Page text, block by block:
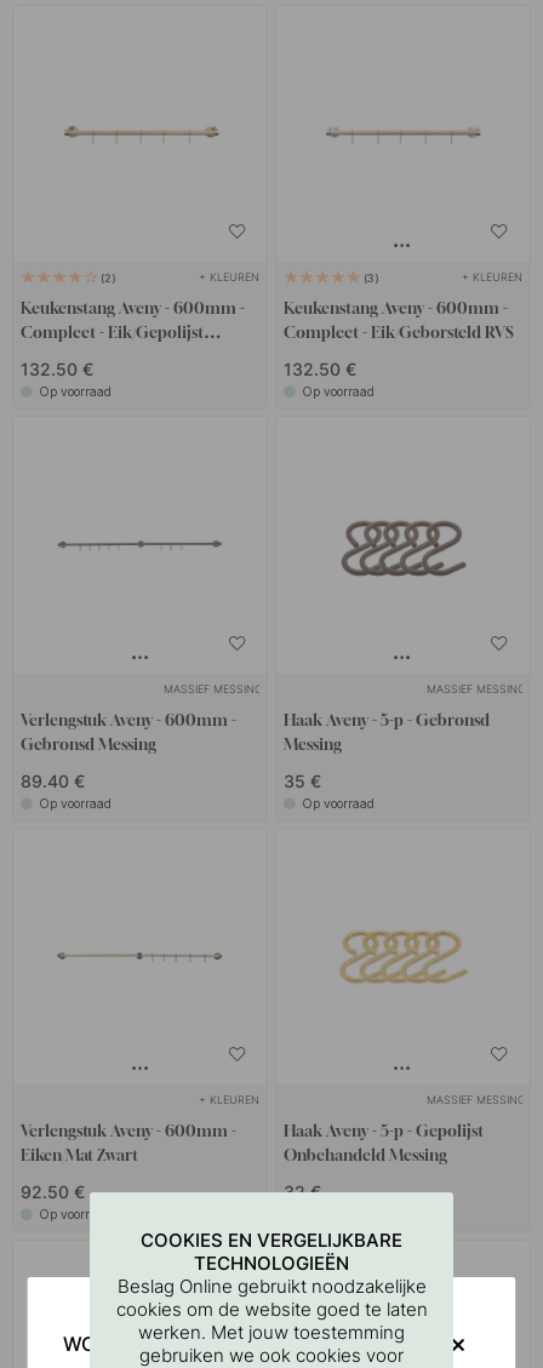
2 + KLEUREN
Keukenstang Aveny - 600mm -
Compleet - Eik/Gepolijst
132.50 €
Op voorraad
3 + KLEUREN
Keukenstang Aveny - 600mm -
Compleet - Eik/Geborsteld RVS
132.50 €
Op voorraad
MASSIEF MESSING
Verlengstuk Aveny - 600mm -
Gebronsd Messing
89.40 €
Op voorraad
MASSIEF MESSING
Haak Aveny - 5-p - Gebronsd
Messing
35 €
Op voorraad
+ KLEUREN
Verlengstuk Aveny - 600mm -
Eiken/Mat Zwart
92.50 €
Op voorraad
MASSIEF MESSING
Haak Aveny - 5-p - Gepolijst
Onbehandeld Messing
32 €
COOKIES EN VERGELIJKBARE
TECHNOLOGIEËN
Beslag Online gebruikt noodzakelijke
cookies om de website goed te laten
werken. Met jouw toestemming
gebruiken we ook cookies voor
WOULD YOU RATHER VISIT?